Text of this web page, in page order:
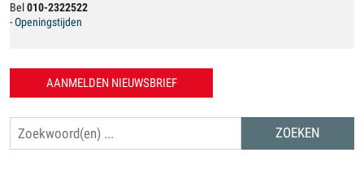
Bel 010-2322522
- Openingstijden
AANMELDEN NIEUWSBRIEF